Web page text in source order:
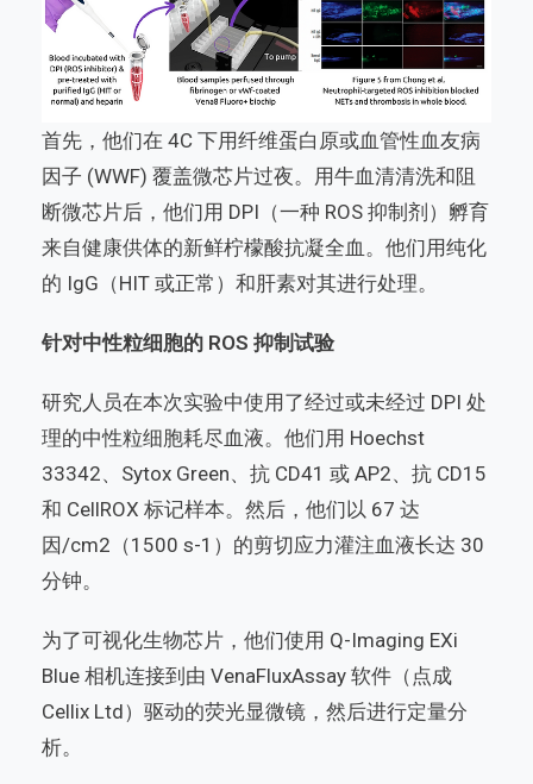
首先，他们在 4C 下用纤维蛋白原或血管性血友病
因子 (WWF) 覆盖微芯片过夜。用牛血清清洗和阻
断微芯片后，他们用 DPI（一种 ROS 抑制剂）孵育
来自健康供体的新鲜柠檬酸抗凝全血。他们用纯化
的 IgG（HIT 或正常）和肝素对其进行处理。
针对中性粒细胞的 ROS 抑制试验
研究人员在本次实验中使用了经过或未经过 DPI 处
理的中性粒细胞耗尽血液。他们用 Hoechst
33342、Sytox Green、抗 CD41 或 AP2、抗 CD15
和 CellROX 标记样本。然后，他们以 67 达
因/cm2（1500 s-1）的剪切应力灌注血液长达 30
分钟。
为了可视化生物芯片，他们使用 Q-Imaging EXi
Blue 相机连接到由 VenaFluxAssay 软件（点成
Cellix Ltd）驱动的荧光显微镜，然后进行定量分
析。